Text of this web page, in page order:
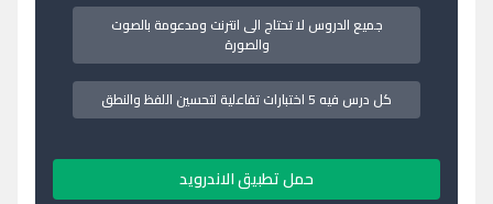
جميع الدروس لا تحتاج الى انترنت ومدعومة بالصوت
والصورة
كل درس فيه 5 اختبارات تفاعلية لتحسين اللفظ والنطق
حمل تطبيق الاندرويد